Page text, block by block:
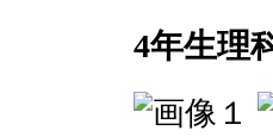
4年生理